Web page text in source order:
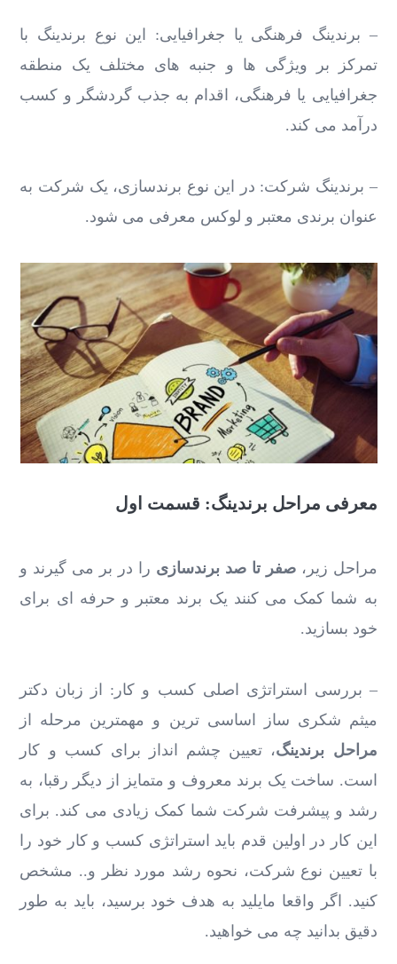
– برندینگ فرهنگی یا جغرافیایی: این نوع برندینگ با
تمرکز بر ویژگی ها و جنبه های مختلف یک منطقه
جغرافیایی یا فرهنگی، اقدام به جذب گردشگر و کسب
درآمد می کند.
– برندینگ شرکت: در این نوع برندسازی، یک شرکت به
عنوان برندی معتبر و لوکس معرفی می شود.
معرفی مراحل برندینگ: قسمت اول
مراحل زیر،صفر تا صد برندسازی را در بر می گیرند و
به شما کمک می کنند یک برند معتبر و حرفه ای برای
خود بسازید.
– بررسی استراتژی اصلی کسب و کار: از زبان دکتر
میثم شکری ساز اساسی ترین و مهمترین مرحله از
مراحل برندینگ، تعیین چشم انداز برای کسب و کار
است. ساخت یک برند معروف و متمایز از دیگر رقبا، به
رشد و پیشرفت شرکت شما کمک زیادی می کند. برای
این کار در اولین قدم باید استراتژی کسب و کار خود را
با تعیین نوع شرکت، نحوه رشد مورد نظر و.. مشخص
کنید. اگر واقعا مایلید به هدف خود برسید، باید به طور
دقیق بدانید چه می خواهید.